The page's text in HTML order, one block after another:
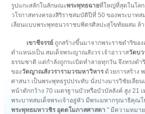
รูปแกะสลักในลักษณะพระพุทธฉายที่ใหญ่ที่สุดในโลก
วโรกาสทรงครองสิริราชสมบัติปีที่ 50 ของพระบาท
เลียนแบบพระพุทธนวราชบพิตรศิลปะสุโขทัยผสม ล้
เขาชีจรรย์ ถูกสร้างขึ้นมาจากพระราชดำริขอ
ตำแหน่งเป็น สมเด็จพระญาณสังวร เจ้าอาวาสวัดบว
ธรรมชาติ แต่กำลังถูกระเบิดทำลายทุกวัน จึงทรงด
ของวัดญาณสังวรารามวรมหาวิหารด้วยการสร้าง
ศาสนา เป็นพระพุทธรูปประทับ นั่งปางมารวิชัยเลี
หน้าตักกว้าง 70 เมตรฐานบัวหรือบัวบัลลังค์ สูง 21
พระบาทสมเด็จพระเจ้าอยู่หัว มีพระมหากรุณาธิคุณ
พระพุทธมหาวชิร อุตตโมภาสศาสดา " มีความหมาย